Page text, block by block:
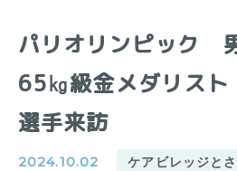
パリオリンピック
65㎏級金メダリス
選手来訪
2024.10.02 ケアビレッジとさ